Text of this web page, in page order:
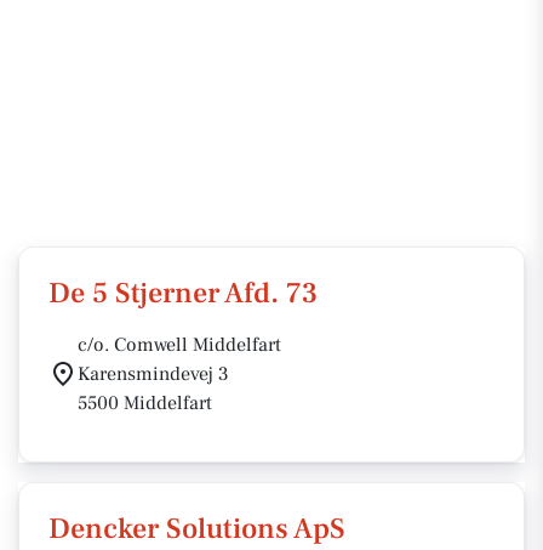
De 5 Stjerner Afd. 73
c/o. Comwell Middelfart
Karensmindevej 3
5500 Middelfart
Dencker Solutions ApS